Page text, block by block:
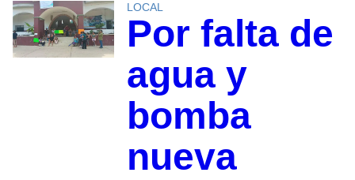
LOCAL
Por falta de
agua y
bomba
nueva